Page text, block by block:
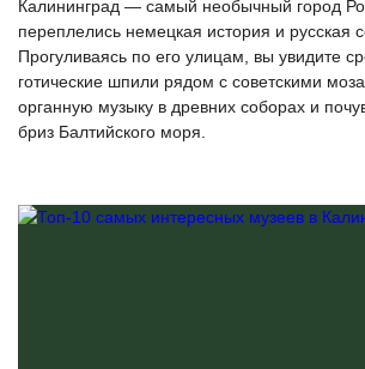
Калининград — самый необычный город
переплелись немецкая история и русская
Прогуливаясь по его улицам, вы увидите
готические шпили рядом с советскими
органную музыку в древних соборах и
бриз Балтийского моря.